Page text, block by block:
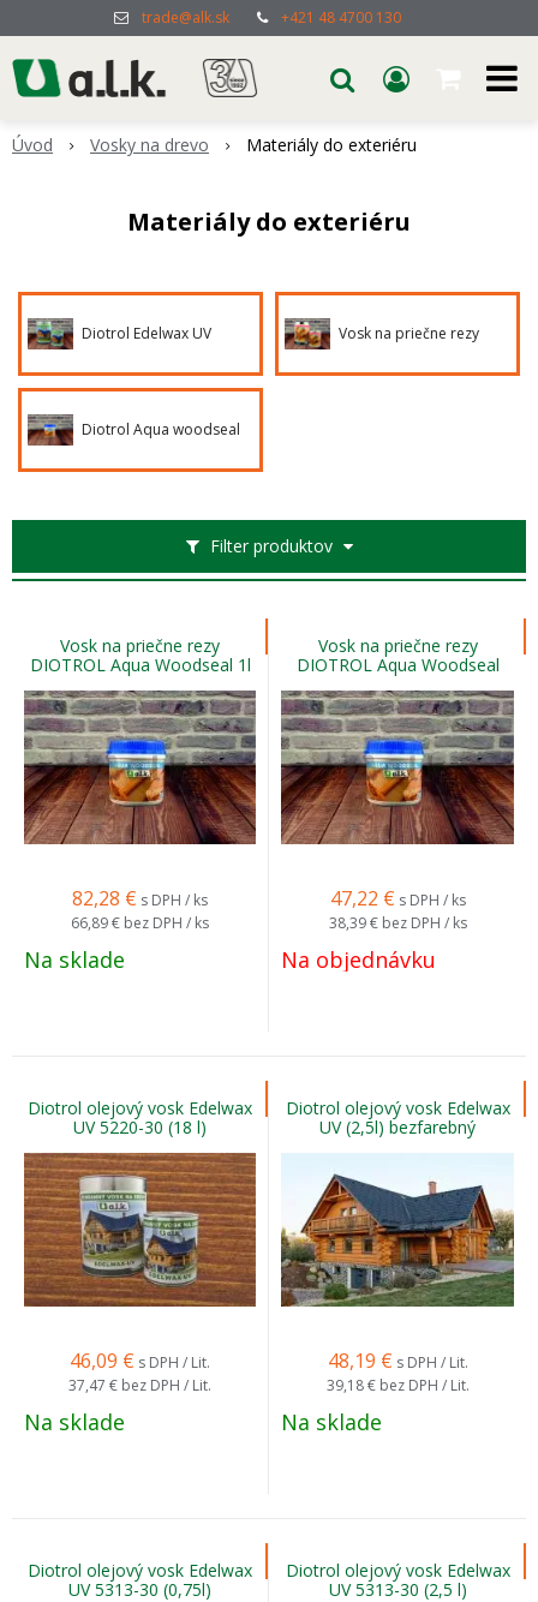
trade@alk.sk +421 48 4700 130
Úvod Vosky na drevo Materiály do exteriéru
Materiály do exteriéru
Diotrol Edelwax UV Vosk na priečne rezy
Diotrol Aqua woodseal
Filter produktov
Vosk na priečne rezy
DIOTROL Aqua Woodseal 1l
82,28 € s DPH / ks
66,89 € bez DPH / ks
Na sklade
Vosk na priečne rezy
DIOTROL Aqua Woodseal
0,5l
47,22 € s DPH / ks
38,39 € bez DPH / ks
Na objednávku
Diotrol olejový vosk Edelwax
UV 5220-30 (18 l)
46,09 € s DPH / Lit.
37,47 € bez DPH / Lit.
Na sklade
Diotrol olejový vosk Edelwax
UV (2,5l) bezfarebný
48,19 € s DPH / Lit.
39,18 € bez DPH / Lit.
Na sklade
Diotrol olejový vosk Edelwax
UV 5313-30 (0,75l)
Diotrol olejový vosk Edelwax
UV 5313-30 (2,5 l)